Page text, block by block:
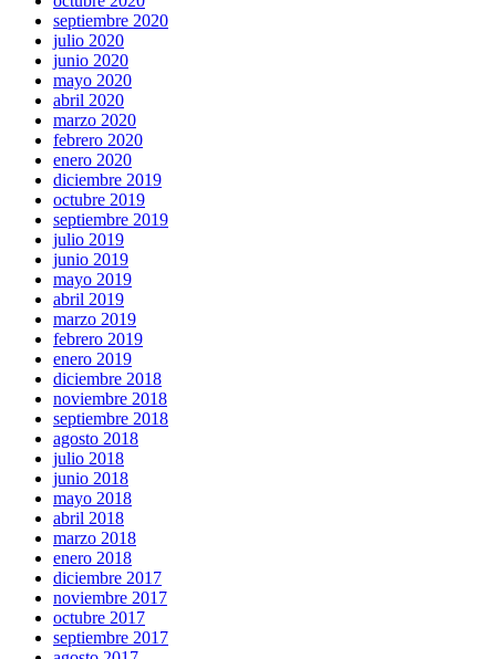
septiembre 2020
julio 2020
junio 2020
mayo 2020
abril 2020
marzo 2020
febrero 2020
enero 2020
diciembre 2019
octubre 2019
septiembre 2019
julio 2019
junio 2019
mayo 2019
abril 2019
marzo 2019
febrero 2019
enero 2019
diciembre 2018
noviembre 2018
septiembre 2018
agosto 2018
julio 2018
junio 2018
mayo 2018
abril 2018
marzo 2018
enero 2018
diciembre 2017
noviembre 2017
octubre 2017
septiembre 2017